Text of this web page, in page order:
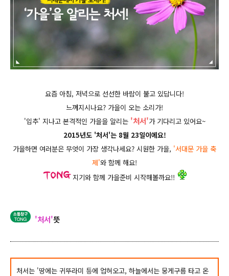
요즘 아침, 저녁으로 선선한 바람이 불고 있답니다!
느껴지시나요? 가을이 오는 소리가!
'입추' 지나고 본격적인 가을을 알리는 '처서'가 기다리고 있어요~
2015년도 '처서'는 8월 23일이에요!
가을하면 여러분은 무엇이 가장 생각나세요? 시원한 가을, '서대문 가을 축
제'와 함께 해요!
지기와 함께 가을준비 시작해볼까요!!
'처서'뜻
처서는 '땅에는 귀뚜라미 등에 업혀오고, 하늘에서는 뭉게구름 타고 온